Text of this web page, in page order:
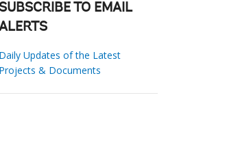
TO EMAIL
Daily Updates of the Latest
Projects & Documents